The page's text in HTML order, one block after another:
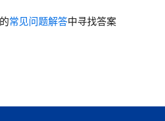
常见问题解答中寻找答案